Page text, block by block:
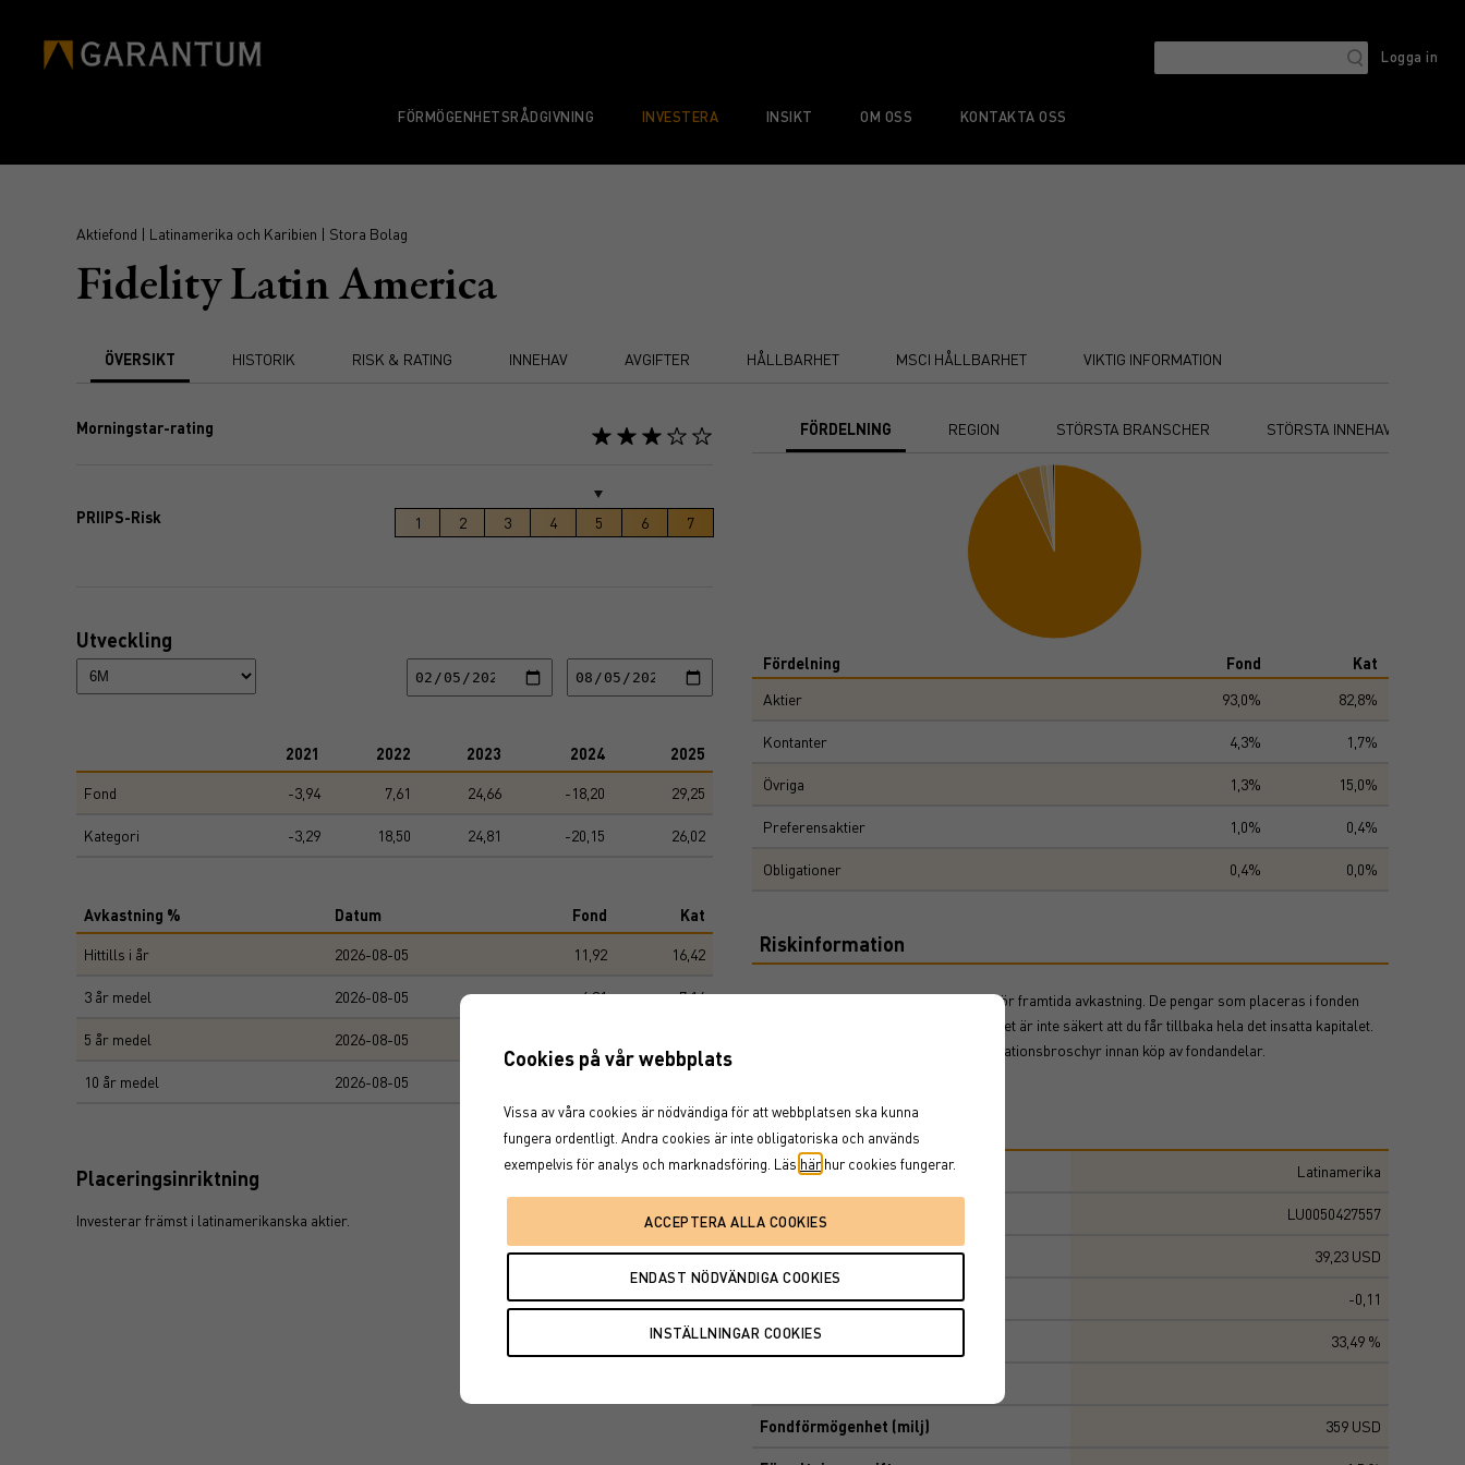
Logga in
FÖRMÖGENHETSRÅDGIVNING INVESTERA INSIKT OM OSS KONTAKTA OSS
Aktiefond | Latinamerika och Karibien | Stora Bolag
Fidelity Latin America
ÖVERSIKT HISTORIK RISK & RATING INNEHAV AVGIFTER HÅLLBARHET MSCI HÅLLBARHET VIKTIG INFORMATION
Morningstar-rating
PRIIPS-Risk 1 2 3 4 5 6 7
Utveckling
2021 2022 2023 2024
2025
Fond
-3,94 7,61 24,66 -18,20 29,25
Kategori -3,29 18,50 24,81 -20,15 26,02
Avkastning % Datum Fond
Kat
Hittills i år
2026-08-05 11,92 16,42
3 år medel 2026-08-05 6,81 7,14
5 år medel 2026-08-05
10 år medel 2026-08-05
Placeringsinriktning
Investerar främst i latinamerikanska aktier.
FÖRDELNING REGION STÖRSTA BRANSCHER STÖRSTA INNEHAV
End of interactive chart.
Fördelning Fond
Kat
Aktier
93,0% 82,8%
Kontanter 4,3% 1,7%
Övriga 1,3% 15,0%
Preferensaktier 1,0% 0,4%
Obligationer 0,4% 0,0%
Riskinformation
Historisk avkastning är ingen garanti för framtida avkastning. De pengar som placeras i fonden
kan både öka och minska i värde och det är inte säkert att du får tillbaka hela det insatta kapitalet.
Ta del av fondens faktablad och informationsbroschyr innan köp av fondandelar.
Basfakta
Morningstar-kategori Latinamerika
ISIN LU0050427557
Senaste NAV 39,23 USD
Ändring en dag -0,11
12-månaders avk 33,49 %
Fondförmögenhet (milj) 359 USD
Cookies på vår webbplats
Vissa av våra cookies är nödvändiga för att webbplatsen ska kunna
fungera ordentligt. Andra cookies är inte obligatoriska och används
exempelvis för analys och marknadsföring. Läs här hur cookies fungerar.